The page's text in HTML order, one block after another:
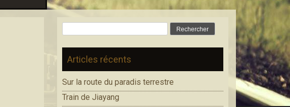
Articles récents
Sur la route du paradis terrestre
Train de Jiayang